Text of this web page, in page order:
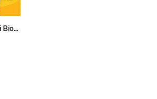
Munich Vet 3lü Kedi Seti Biotine Plus Damla Multi Vitamin Malt Paste